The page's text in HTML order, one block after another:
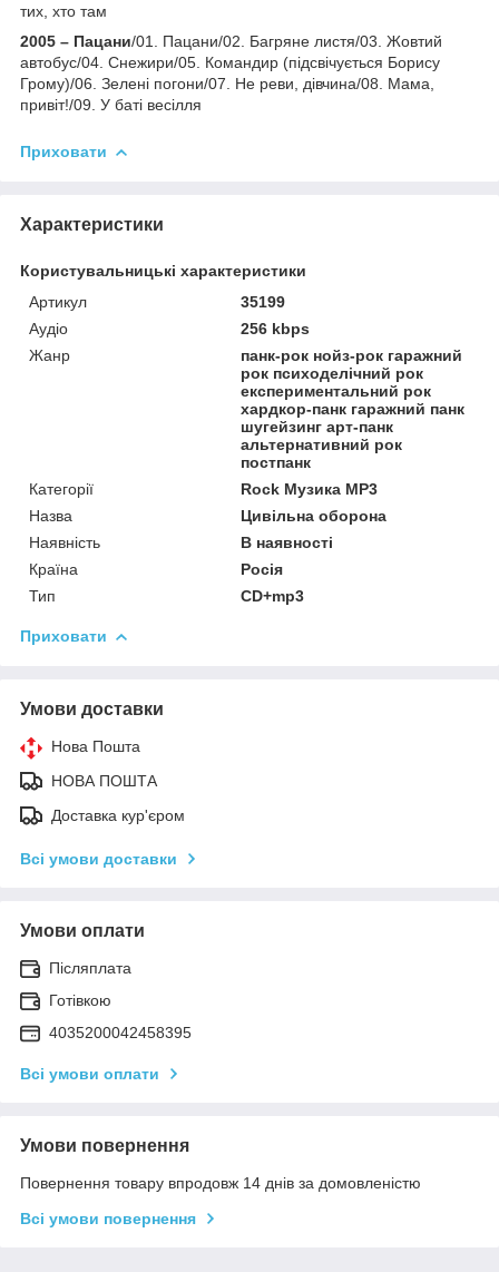
тих, хто там
2005 – Пацани/01. Пацани/02. Багряне листя/03. Жовтий
автобус/04. Снежири/05. Командир (підсвічується Борису
Грому)/06. Зелені погони/07. Не реви, дівчина/08. Мама,
привіт!/09. У баті весілля
Приховати
Характеристики
Користувальницькі характеристики
Артикул
35199
Аудіо
256 kbps
Жанр
панк-рок нойз-рок гаражний
рок психоделічний рок
експериментальний рок
хардкор-панк гаражний панк
шугейзинг арт-панк
альтернативний рок
постпанк
Категорії
Rock Музика MP3
Назва
Цивільна оборона
Наявність
В наявності
Країна
Росія
Тип
CD+mp3
Приховати
Умови доставки
Нова Пошта
НОВА ПОШТА
Доставка кур'єром
Всі умови доставки
Умови оплати
Післяплата
Готівкою
4035200042458395
Всі умови оплати
Умови повернення
Повернення товару впродовж 14 днів за домовленістю
Всі умови повернення